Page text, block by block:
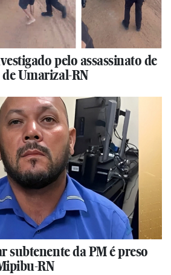
pelo assassinato de
Umarizal-RN
subtenente da PM é preso
RN